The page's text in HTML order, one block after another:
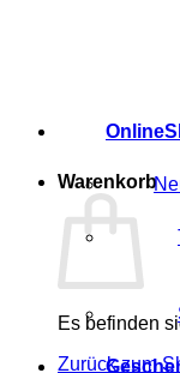
Warenkorb
Es befinden
Zurück zum